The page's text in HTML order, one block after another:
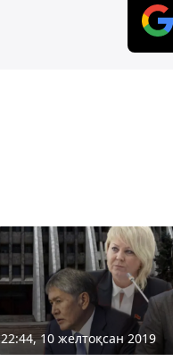
22:44, 10 желтоқсан 2019